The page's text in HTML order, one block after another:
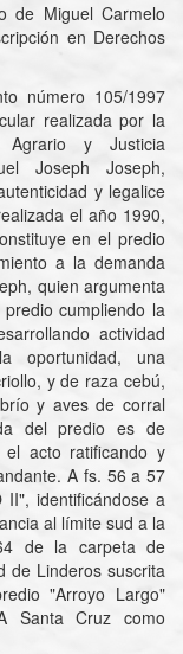
de Miguel Carmelo
en Derechos
número 105/1997
realizada por la
Agrario y Justicia
Joseph Joseph,
y legalice
el año 1990,
en el predio
a la demanda
quien argumenta
cumpliendo la
actividad
oportunidad, una
y de raza cebú,
y aves de corral
del predio es de
acto ratificando y
A fs. 56 a 57
II", identificándose a
al límite sud a la
de la carpeta de
de Linderos suscrita
"Arroyo Largo"
Santa Cruz como